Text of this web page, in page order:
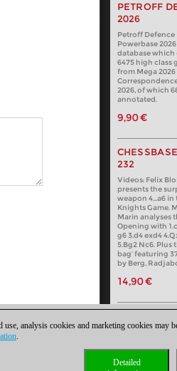
PETROFF
2026
Petroff Defence
Powerbase 2026
database which
6475 high class
from Mega
2026, of which
annotated.
9,90 €
232
Videos: Felix
presents the
weapon 4…a6 in
Knights Game.
Marin analyses
Opening with
g6 3.d4 exd4
5.Bg2 Nc6. Plus
bag’ featuring
by Berg,
14,90 €
analysis cookies and marketing cookies may
.
Detailed